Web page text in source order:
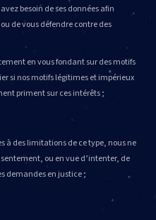
besoin de ses données afin
de vous défendre contre des
en vous fondant sur des motifs
si nos motifs légitimes et impérieux
priment sur ces intérêts ;
à des limitations de ce type, nous ne
ou en vue d’intenter, de
demandes en justice ;